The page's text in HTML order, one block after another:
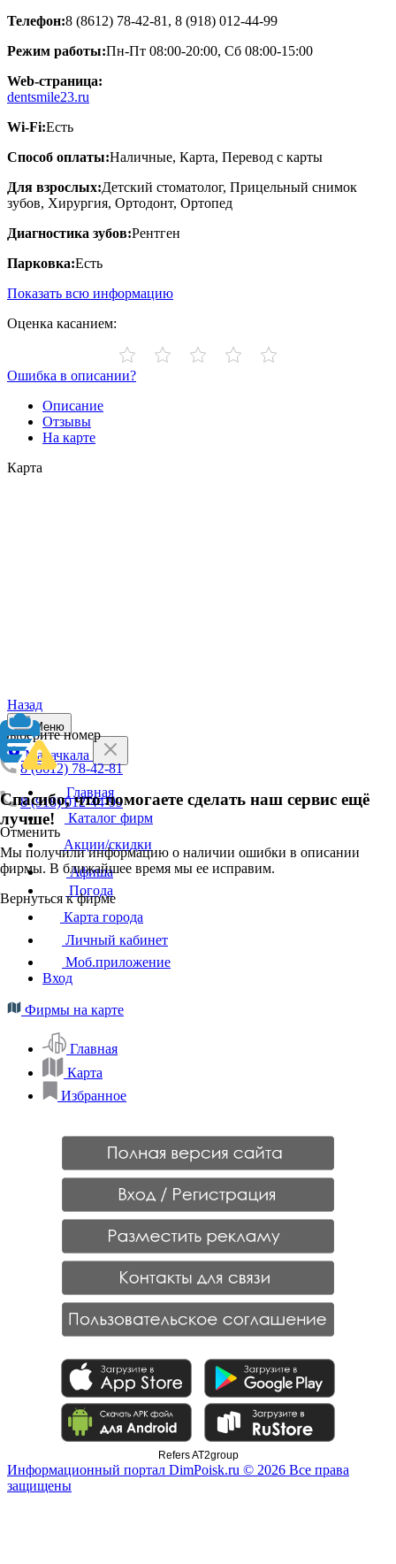
Телефон:8 (8612) 78-42-81, 8 (918) 012-44-99
Режим работы:Пн-Пт 08:00-20:00, Сб 08:00-15:00
Web-страница:
dentsmile23.ru
Wi-Fi:Есть
Способ оплаты:Наличные, Карта, Перевод с карты
Для взрослых:Детский стоматолог, Прицельный снимок
зубов, Хирургия, Ортодонт, Ортопед
Диагностика зубов:Рентген
Парковка:Есть
Показать всю информацию
Оценка касанием:
Ошибка в описании?
Описание
Отзывы
На карте
Карта
Назад
Выберите номер
8 (8612) 78-42-81
8 (918) 012-44-99
Отменить
Спасибо, что помогаете сделать наш сервис ещё
лучше!
Мы получили информацию о наличии ошибки в описании
фирмы. В ближайшее время мы ее исправим.
Вернуться к фирме
Меню
Махачкала
Главная
Каталог фирм
Акции/скидки
Афиша
Погода
Карта города
Личный кабинет
Моб.приложение
Вход
Фирмы на карте
Главная
Карта
Избранное
Refers AT2group
Информационный портал DimPoisk.ru © 2026 Все права
защищены